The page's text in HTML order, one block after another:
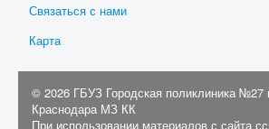
Связаться с нами
Карта
© 2026 ГБУЗ Городская поликлиника №27
Краснодара МЗ КК
При использовании материалов с сайта